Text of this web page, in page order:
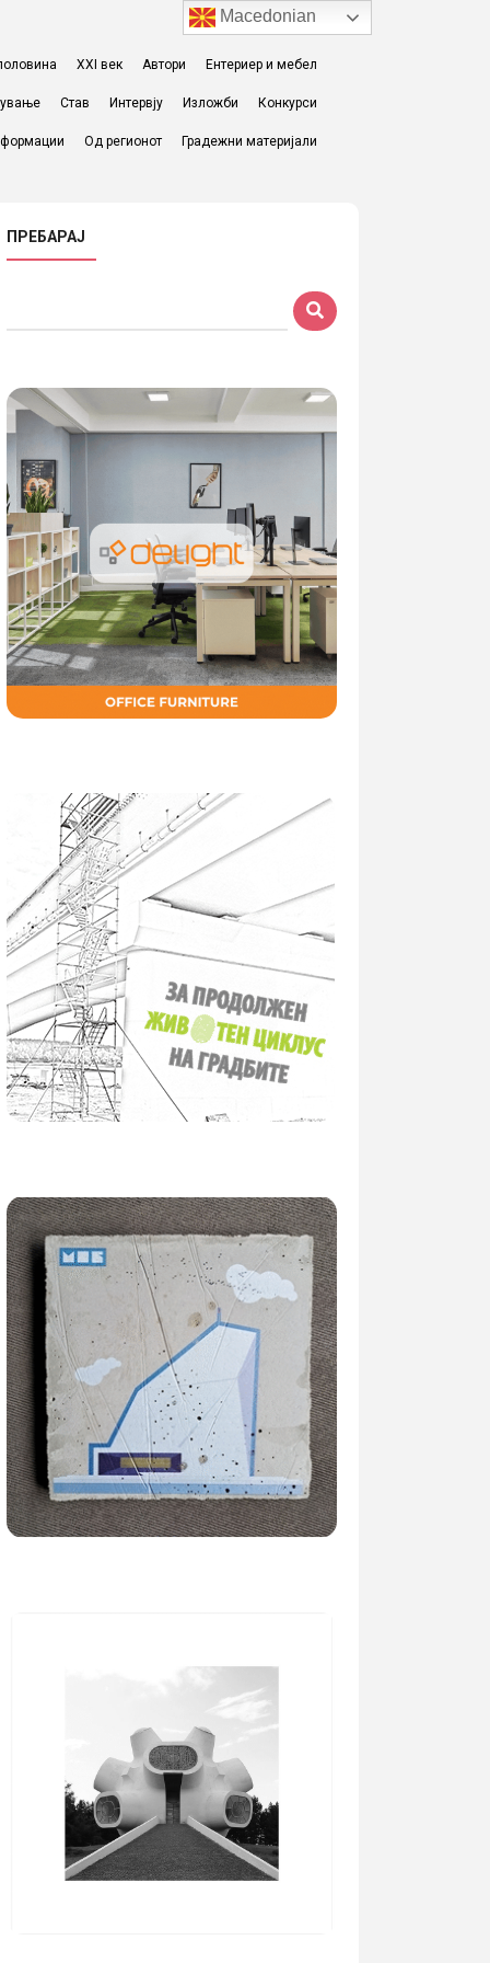
XXI век Автори Ентериер и мебел
Став Интервју Изложби Конкурси
Од регионот Градежни материјали
ПРЕБАРАЈ
Macedonian